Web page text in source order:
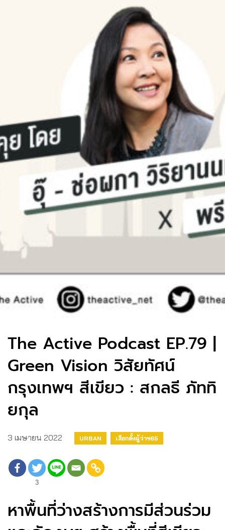
The Active Podcast EP.79 |
Green Vision วิสัยทัศน์
กรุงเทพฯ สีเขียว : สกลธี ภัททิ
ยกุล
3 เมษายน 2022 URBAN เลือกตั้งผู้ว่าฯ65
3
หาพื้นที่ว่างสร้างการมีส่วนร่วม